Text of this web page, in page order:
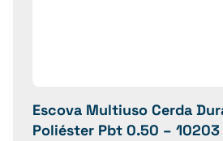
Escova Multiuso Cerda
Poliéster Pbt 0.50 – 10203